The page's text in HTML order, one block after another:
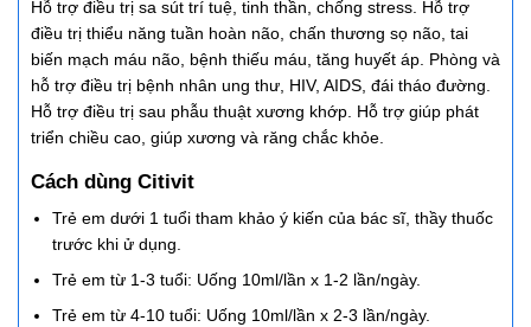
Hỗ trợ điều trị sa sút trí tuệ, tinh thần, chống stress. Hỗ trợ
điều trị thiểu năng tuần hoàn não, chấn thương sọ não, tai
biến mạch máu não, bệnh thiếu máu, tăng huyết áp. Phòng và
hỗ trợ điều trị bệnh nhân ung thư, HIV, AIDS, đái tháo đường.
Hỗ trợ điều trị sau phẫu thuật xương khớp. Hỗ trợ giúp phát
triển chiều cao, giúp xương và răng chắc khỏe.
Cách dùng Citivit
Trẻ em dưới 1 tuổi tham khảo ý kiến của bác sĩ, thầy thuốc
trước khi ử dụng.
Trẻ em từ 1-3 tuổi: Uống 10ml/lần x 1-2 lần/ngày.
Trẻ em từ 4-10 tuổi: Uống 10ml/lần x 2-3 lần/ngày.